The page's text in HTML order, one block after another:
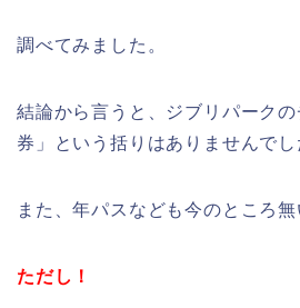
調べてみました。
結論から言うと、ジブリパークの
券」という括りはありませんでし
また、年パスなども今のところ無
ただし！